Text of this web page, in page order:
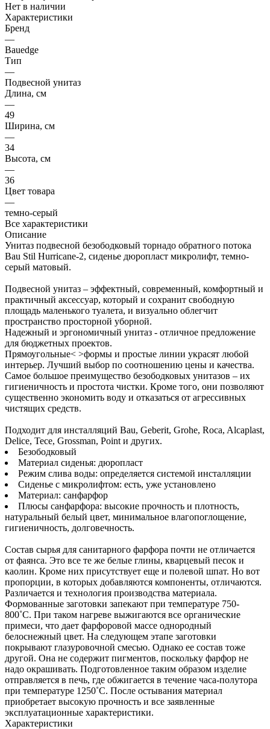
Нет в наличии
Характеристики
Бренд
—
Bauedge
Тип
—
Подвесной унитаз
Длина, см
—
49
Ширина, см
—
34
Высота, см
—
36
Цвет товара
—
темно-серый
Все характеристики
Описание
Унитаз подвесной безободковый торнадо обратного потока
Bau Stil Hurricane-2, сиденье дюропласт микролифт, темно-
серый матовый.
Подвесной унитаз – эффектный, современный, комфортный и
практичный аксессуар, который и сохранит свободную
площадь маленького туалета, и визуально облегчит
пространство просторной уборной.
Надежный и эргономичный унитаз - отличное предложение
для бюджетных проектов.
Прямоугольные< >формы и простые линии украсят любой
интерьер. Лучший выбор по соотношению цены и качества.
Самое большое преимущество безободковых унитазов – их
гигиеничность и простота чистки. Кроме того, они позволяют
существенно экономить воду и отказаться от агрессивных
чистящих средств.
Подходит для инсталляций Bau, Geberit, Grohe, Roca, Alcaplast,
Delice, Tece, Grossman, Point и других.
Безободковый
Материал сиденья: дюропласт
Режим слива воды: определяется системой инсталляции
Сиденье с микролифтом: есть, уже установлено
Материал: санфарфор
Плюсы санфарфора: высокие прочность и плотность,
натуральный белый цвет, минимальное влагопоглощение,
гигиеничность, долговечность.
Состав сырья для санитарного фарфора почти не отличается
от фаянса. Это все те же белые глины, кварцевый песок и
каолин. Кроме них присутствует еще и полевой шпат. Но вот
пропорции, в которых добавляются компоненты, отличаются.
Различается и технология производства материала.
Формованные заготовки запекают при температуре 750-
800˚С. При таком нагреве выжигаются все органические
примеси, что дает фарфоровой массе однородный
белоснежный цвет. На следующем этапе заготовки
покрывают глазуровочной смесью. Однако ее состав тоже
другой. Она не содержит пигментов, поскольку фарфор не
надо окрашивать. Подготовленное таким образом изделие
отправляется в печь, где обжигается в течение часа-полутора
при температуре 1250˚С. После остывания материал
приобретает высокую прочность и все заявленные
эксплуатационные характеристики.
Характеристики